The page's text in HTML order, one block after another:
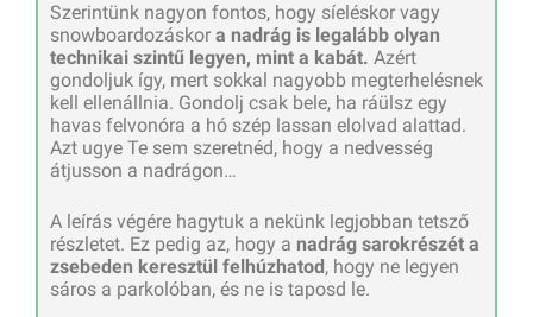
Szerintünk nagyon fontos, hogy síeléskor vagy
snowboardozáskor a nadrág is legalább olyan
technikai szintű legyen, mint a kabát. Azért
gondoljuk így, mert sokkal nagyobb megterhelésnek
kell ellenállnia. Gondolj csak bele, ha ráülsz egy
havas felvonóra a hó szép lassan elolvad alattad.
Azt ugye Te sem szeretnéd, hogy a nedvesség
átjusson a nadrágon…
A leírás végére hagytuk a nekünk legjobban tetsző
részletet. Ez pedig az, hogy a nadrág sarokrészét a
zsebeden keresztül felhúzhatod , hogy ne legyen
sáros a parkolóban, és ne is taposd le.